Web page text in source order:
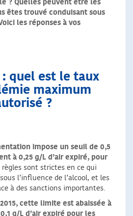
? Quelles peuvent être les
êtes trouvé conduisant sous
les réponses à vos
: quel est le taux
maximum
?
impose un seuil de 0,5
à 0,25 g/L d’air expiré, pour
règles sont strictes en ce qui
l’influence de l’alcool, et les
à des sanctions importantes.
cette limite est abaissée à
g/L d’air expiré pour les